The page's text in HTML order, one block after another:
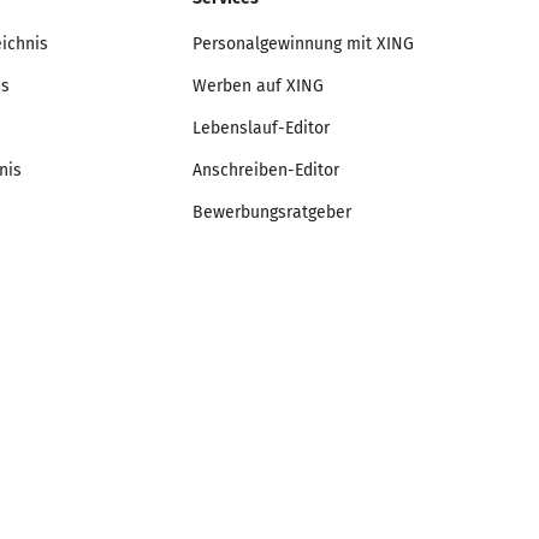
Personalgewinnung mit XING
Werben auf XING
Lebenslauf-Editor
Anschreiben-Editor
Bewerbungsratgeber